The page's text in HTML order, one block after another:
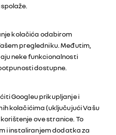
kolačića odabirom
pregledniku. Međutim,
neke funkcionalnosti
dostupne.
Googleu prikupljanje i
kolačićima (uključujući Vašu
ove stranice. To
i instaliranjem dodatka za